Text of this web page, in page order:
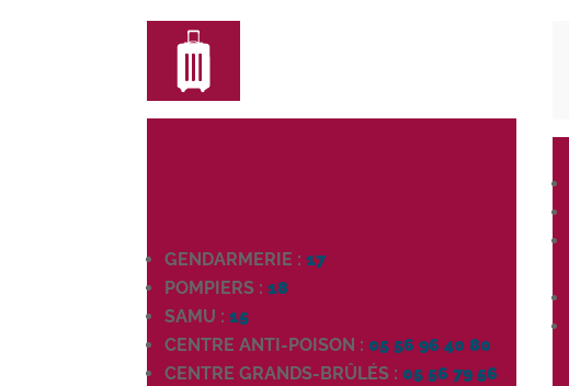
GENDARMERIE : 17
POMPIERS : 18
SAMU : 15
CENTRE ANTI-POISON : 05 56 96 40 80
CENTRE GRANDS-BRÛLÉS : 05 56 79 56